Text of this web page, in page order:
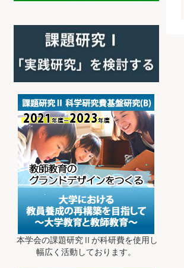
本学会の課題研究Ⅱが科研費を使用し
幅広く活動しております。